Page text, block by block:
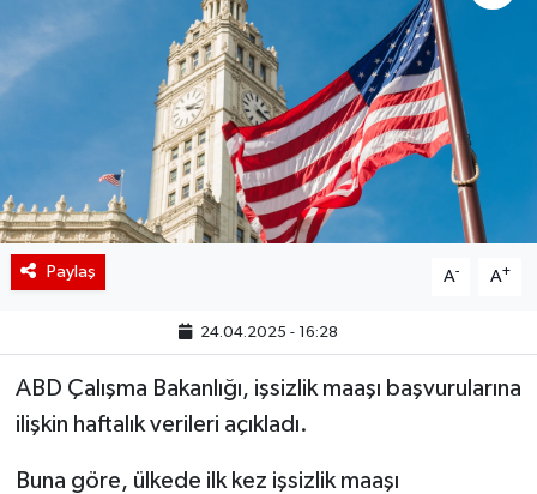
Paylaş A- A+
24.04.2025 - 16:28
ABD Çalışma Bakanlığı, işsizlik maaşı başvurularına
ilişkin haftalık verileri açıkladı.
Buna göre, ülkede ilk kez işsizlik maaşı
Borsa Gundem
BIST 100 Isı Haritası
Coin Isı Haritası
Ekonomik Takvim
Kiripto Para Piyasası
Gizlilik Sözleşmesi
Hakkımızda